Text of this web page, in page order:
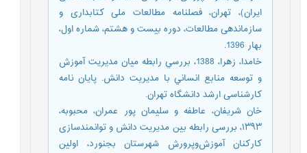
ایران)، تهران، فصلنامه مطالعات ملی کتابداری و
سازماندهی مطالعات، دوره بیست و هشتم، شماره اول،
بهار 1396.
خامدا، زهرا، 1388، بررسي رابطه ميان مديريت آموزش
و توسعه منابع انساني با مديريت دانش. پایان نامه
کارشناسی ارشد دانشگاه تهران.
خان شریفان، عاطفه و سلیمان پور عمران، محبوبه،
۱۳۹۳، بررسی رابطه بین مدیریت دانش و توانمندسازی
کارکنان آموزش‌وپرورش شهرستان بجنورد، اولین